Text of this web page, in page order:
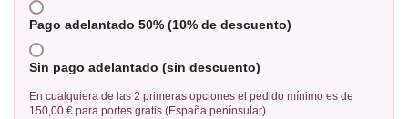
Pago adelantado 50% (10% de descuento)
Sin pago adelantado (sin descuento)
En cualquiera de las 2 primeras opciones el pedido mínimo es de
150,00 € para portes gratis (España penínsular)